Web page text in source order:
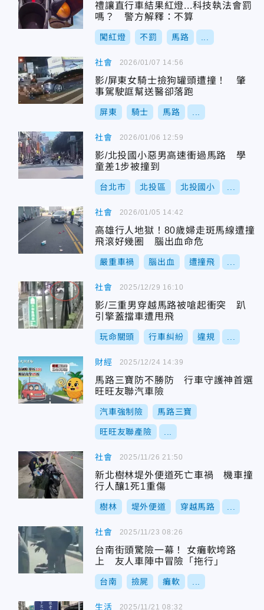
禮讓直行車結果紅燈...科技執法會罰
嗎？ 警方解釋：不算
闖紅燈 不罰 馬路
社會
影/屏東女騎士撿狗罐頭遭撞！ 肇
事駕駛誆幫送醫卻落跑
屏東 騎士 馬路
2026/01/07 14:56
社會
影/北投國小惡男高速衝過馬路 學
童差1步被撞到
台北市 北投區 北投國小
2026/01/06 12:59
社會
高雄行人地獄！80歲婦走斑馬線遭撞
飛滾好幾圈 腦出血命危
嚴重車禍 腦出血 遭撞飛
2026/01/05 14:42
社會
影/三重男穿越馬路被嗆起衝突 趴
引擎蓋擋車遭甩飛
玩命關頭 行車糾紛 違規
2025/12/29 16:10
財經
馬路三寶防不勝防 行車守護神首選
旺旺友聯汽車險
汽車強制險 馬路三寶
旺旺友聯產險
2025/12/24 14:39
社會
新北樹林堤外便道死亡車禍 機車撞
行人釀1死1重傷
樹林 堤外便道 穿越馬路
2025/11/26 21:50
社會
台南街頭驚險一幕！ 女癱軟垮路
上 友人車陣中冒險「拖行」
台南 撿屍 癱軟
2025/11/23 08:26
生活 2025/11/21 08:32